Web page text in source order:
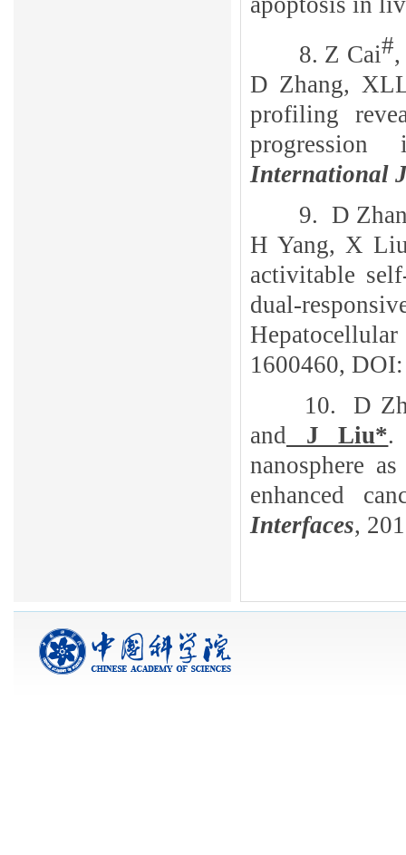
8. Z Cai#,
D Zhang,
profiling
progression
International
9. D
H Yang, X
activitable
dual-
1600460,
10.
D
and J Liu*.
nanosphere
enhanced
Interfaces,